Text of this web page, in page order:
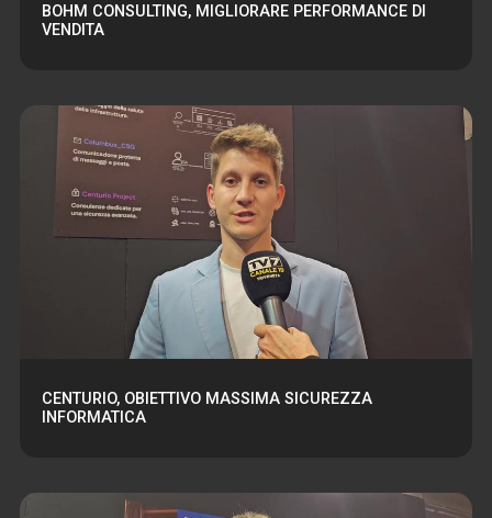
BOHM CONSULTING, MIGLIORARE PERFORMANCE DI
VENDITA
CENTURIO, OBIETTIVO MASSIMA SICUREZZA
INFORMATICA